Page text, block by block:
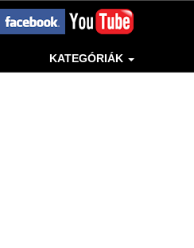
KATEGÓRIÁK